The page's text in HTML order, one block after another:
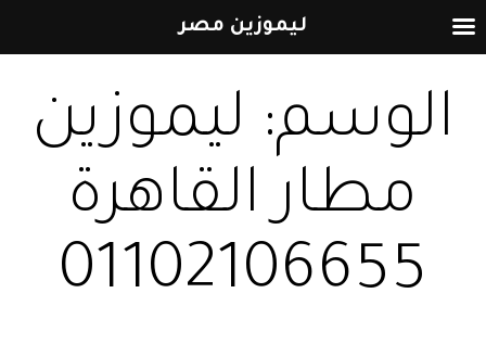
المحتوى
الوسم: ليموزين
مطار القاهرة
01102106655
ليموزين مصر